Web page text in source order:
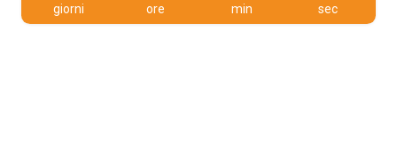
giorni ore min sec